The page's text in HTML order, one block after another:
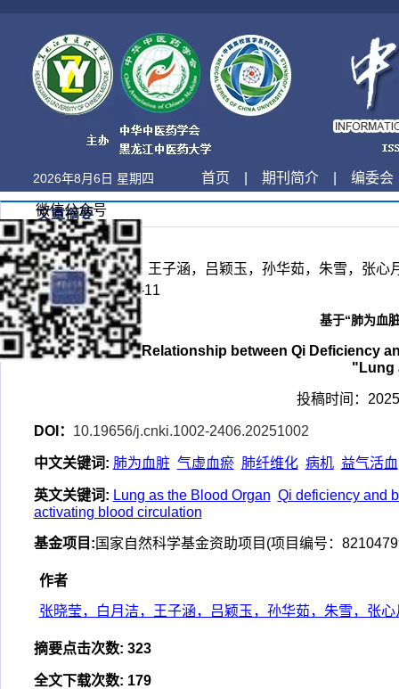
2026年8月6日 星期四 首页 期刊简介 编委会
文章摘要
张晓莹，白月洁，王子涵，吕颖玉，孙华茹，朱雪，张心
息,2025,42(10):7-11
基于“肺为血
Exploring the Relationship between Qi Deficiency
"Lung
投稿时间：
DOI： 10.19656/j.cnki.1002-2406.20251002
中文关键词: 肺为血脏 气虚血瘀 肺纤维化 病机 益气活血
英文关键词: Lung as the Blood Organ Qi deficiency and
activating blood circulation
基金项目 : 国家自然科学基金资助项目(项目编号：
作者
张晓莹，白月洁，王子涵，吕颖玉，孙华茹，朱雪，张
摘要点击次数: 323
全文下载次数: 179
微信公众号